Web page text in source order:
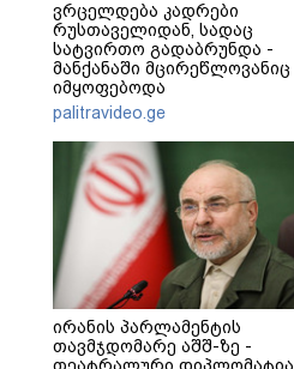
ვრცელდება კადრები
რუსთაველიდან, სადაც
სატვირთო გადაბრუნდა -
მანქანაში მცირეწლოვანიც
იმყოფებოდა
palitravideo.ge
ირანის პარლამენტის
თავმჯდომარე აშშ-ზე -